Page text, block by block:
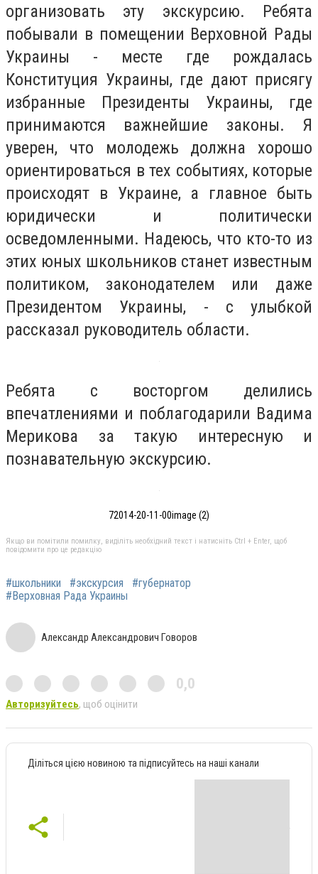
организовать эту экскурсию. Ребята
побывали в помещении Верховной Рады
Украины - месте где рождалась
Конституция Украины, где дают присягу
избранные Президенты Украины, где
принимаются важнейшие законы. Я
уверен, что молодежь должна хорошо
ориентироваться в тех событиях, которые
происходят в Украине, а главное быть
юридически и политически
осведомленными. Надеюсь, что кто-то из
этих юных школьников станет известным
политиком, законодателем или даже
Президентом Украины, - с улыбкой
рассказал руководитель области.
Ребята с восторгом делились
впечатлениями и поблагодарили Вадима
Мерикова за такую ​​интересную и
познавательную экскурсию.
72014-20-11-00image (2)
Якщо ви помітили помилку, виділіть необхідний текст і натисніть Ctrl + Enter, щоб
повідомити про це редакцію
#школьники #экскурсия
#губернатор
#Верховная Рада Украины
Александр Александрович Говоров
0,0
Авторизуйтесь, щоб оцінити
Діліться цією новиною та підписуйтесь на наші канали